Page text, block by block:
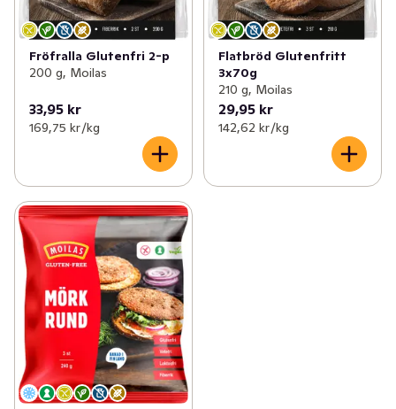
Fröfralla Glutenfri 2-p
200 g, Moilas
33,95 kr
169,75 kr /kg
Flatbröd Glutenfritt
3x70g
210 g, Moilas
29,95 kr
142,62 kr /kg